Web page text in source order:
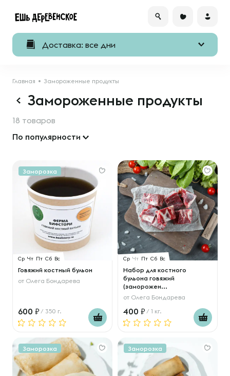
Доставка: все дни
Главная Замороженные продукты
Замороженные продукты
18 товаров
По популярности
Заморозка
Ср Чт Пт Сб Вс
Говяжий костный бульон
от Олега Бондарева
600 / 350 г.
Ср Чт Пт Сб Вс
Набор для костного
бульона говяжий
(заморожен...
от Олега Бондарева
400 / 1 кг.
Заморозка Заморозка